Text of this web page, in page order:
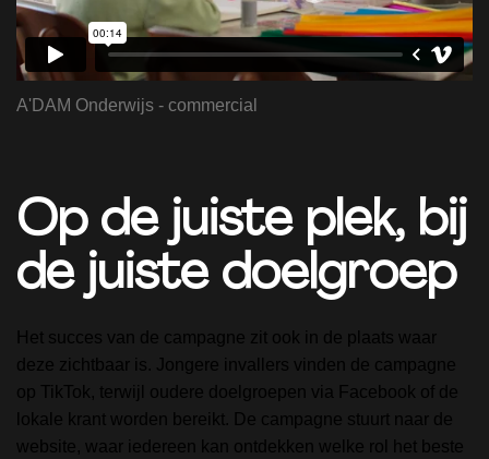
A'DAM Onderwijs - commercial
Op de juiste plek, bij
de juiste doelgroep
Het succes van de campagne zit ook in de plaats waar
deze zichtbaar is. Jongere invallers vinden de campagne
op TikTok, terwijl oudere doelgroepen via Facebook of de
lokale krant worden bereikt. De campagne stuurt naar de
website, waar iedereen kan ontdekken welke rol het beste